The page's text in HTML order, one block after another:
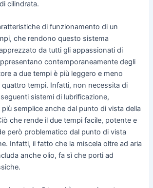
cilindrata.
di funzionamento di un
che rendono questo sistema
da tutti gli appassionati di
contemporaneamente degli
a due tempi è più leggero e meno
tempi. Infatti, non necessita di
sistemi di lubrificazione,
semplice anche dal punto di vista della
che rende il due tempi facile, potente e
però problematico dal punto di vista
Infatti, il fatto che la miscela oltre ad aria
anche olio, fa sì che porti ad